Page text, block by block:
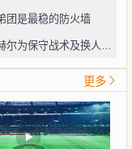
团是最稳的防火墙
更多